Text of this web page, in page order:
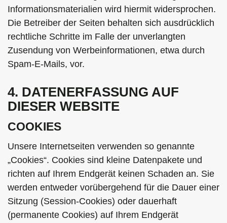
Informationsmaterialien wird hiermit widersprochen.
Die Betreiber der Seiten behalten sich ausdrücklich
rechtliche Schritte im Falle der unverlangten
Zusendung von Werbeinformationen, etwa durch
Spam-E-Mails, vor.
4. DATENERFASSUNG AUF
DIESER WEBSITE
COOKIES
Unsere Internetseiten verwenden so genannte
„Cookies“. Cookies sind kleine Datenpakete und
richten auf Ihrem Endgerät keinen Schaden an. Sie
werden entweder vorübergehend für die Dauer einer
Sitzung (Session-Cookies) oder dauerhaft
(permanente Cookies) auf Ihrem Endgerät